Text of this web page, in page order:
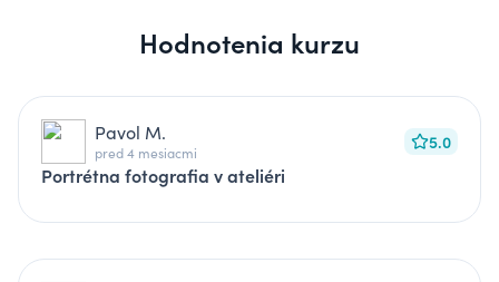
Hodnotenia kurzu
Pavol M.
pred 4 mesiacmi 5.0
Portrétna fotografia v ateliéri